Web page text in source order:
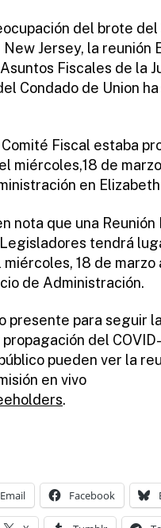
ini
ra
to
del brote del
Jersey, la reunión
Fiscales de la
Condado de Union
Fiscal estaba
miércoles,18 de
en
nota que una Reunión
tendrá
18 de marzo
de Administración.
presente para seguir
del
pueden ver la
en vivo
.
Email Facebook